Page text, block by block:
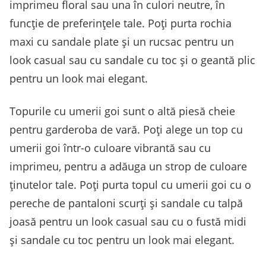
imprimeu floral sau una în culori neutre, în
funcție de preferințele tale. Poți purta rochia
maxi cu sandale plate și un rucsac pentru un
look casual sau cu sandale cu toc și o geantă plic
pentru un look mai elegant.
Topurile cu umerii goi sunt o altă piesă cheie
pentru garderoba de vară. Poți alege un top cu
umerii goi într-o culoare vibrantă sau cu
imprimeu, pentru a adăuga un strop de culoare
ținutelor tale. Poți purta topul cu umerii goi cu o
pereche de pantaloni scurți și sandale cu talpă
joasă pentru un look casual sau cu o fustă midi
și sandale cu toc pentru un look mai elegant.